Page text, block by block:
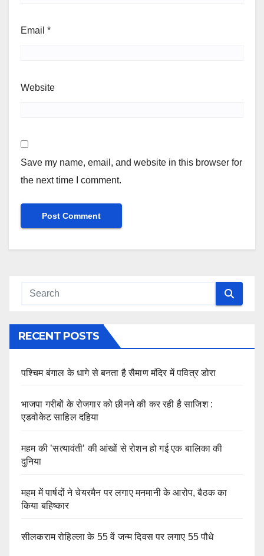
Email *
Website
Save my name, email, and website in this browser for
the next time I comment.
RECENT POSTS
पश्चिम बंगाल के धागे से बनता है सैमाण मंदिर में पवित्र डोरा
भाजपा गरीबों के रोजगार को छीनने की कर रही है साजिश :
एडवोकेट साहिल दहिया
महम की ’सत्यावंती’ की आंखों से रोशन हो गई एक बालिका की
दुनिया
महम में पार्षदों ने चेयरमैन पर लगाए मनमानी के आरोप, बैठक का
किया बहिष्कार
सीलकराम रोहिल्ला के 55 वें जन्म दिवस पर लगाए 55 पौधे